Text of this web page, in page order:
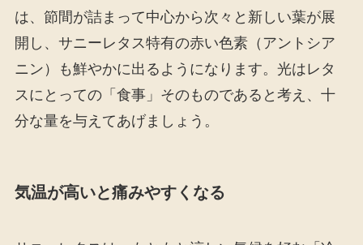
は、節間が詰まって中心から次々と新しい葉が展
開し、サニーレタス特有の赤い色素（アントシア
ニン）も鮮やかに出るようになります。光はレタ
スにとっての「食事」そのものであると考え、十
分な量を与えてあげましょう。
気温が高いと痛みやすくなる